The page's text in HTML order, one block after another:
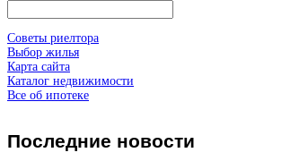
Советы риелтора
Выбор жилья
Карта сайта
Каталог недвижимости
Все об ипотеке
Последние новости